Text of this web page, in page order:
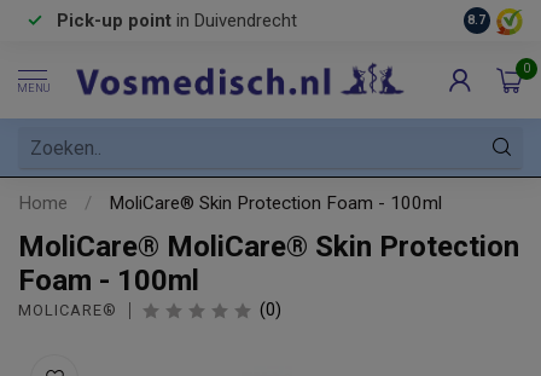
Pick-up point in Duivendrecht 8.7
MENU
0
Home / MoliCare® Skin Protection Foam - 100ml
​MoliCare® MoliCare® Skin Protection
Foam - 100ml
​MOLICARE® (0)